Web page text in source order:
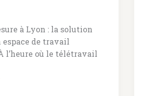
à Lyon : la solution
espace de travail
l’heure où le télétravail